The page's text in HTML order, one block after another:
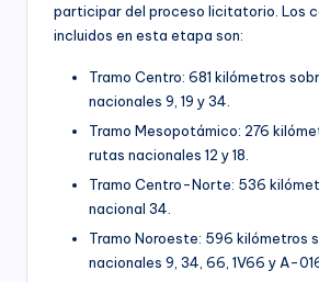
participar del proceso licitatorio. Los
incluidos en esta etapa son:
Tramo Centro: 681 kilómetros
nacionales 9, 19 y 34.
Tramo Mesopotámico: 276
rutas nacionales 12 y 18.
Tramo Centro-Norte: 536
nacional 34.
Tramo Noroeste: 596 kilómetros
nacionales 9, 34, 66, 1V66 y A-